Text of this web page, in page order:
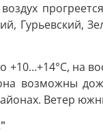
Гурьевский,
+10…+14°C, на
возможны
Ветер